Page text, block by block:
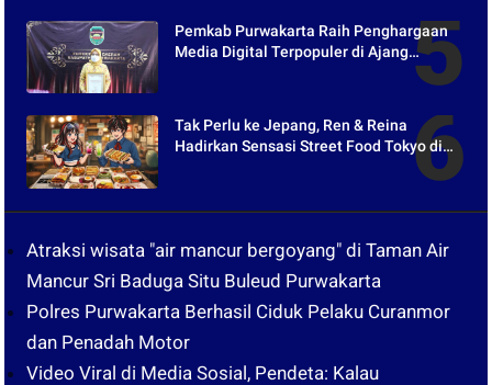
Pemkab Purwakarta Raih Penghargaan
Media Digital Terpopuler di Ajang
Tak Perlu ke Jepang, Ren & Reina
Hadirkan Sensasi Street Food Tokyo di
Atraksi wisata "air mancur bergoyang" di Taman Air
Mancur Sri Baduga Situ Buleud Purwakarta
Polres Purwakarta Berhasil Ciduk Pelaku Curanmor
dan Penadah Motor
Video Viral di Media Sosial, Pendeta: Kalau